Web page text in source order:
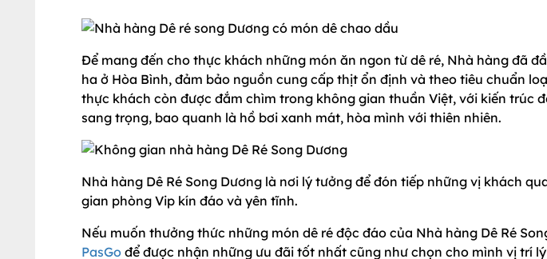
Để mang đến cho thực khách những món ăn ngon từ dê ré, Nhà hàng đã
ha ở Hòa Bình, đảm bảo nguồn cung cấp thịt ổn định và theo tiêu chuẩn
thực khách còn được đắm chìm trong không gian thuần Việt, với kiến trúc
sang trọng, bao quanh là hồ bơi xanh mát, hòa mình với thiên nhiên.
Nhà hàng Dê Ré Song Dương là nơi lý tưởng để đón tiếp những vị khách
gian phòng Vip kín đáo và yên tĩnh.
Nếu muốn thưởng thức những món dê ré độc đáo của Nhà hàng Dê Ré
PasGo để được nhận những ưu đãi tốt nhất cũng như chọn cho mình vị trí